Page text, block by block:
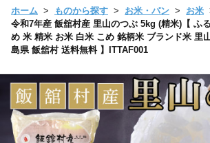
ホーム ものから探す お米・パン
お米
令和7年産 飯舘村産 里山のつぶ 5kg (精米)【 ふ
め 米 精米 お米 白米 こめ 銘柄米 ブランド米 里
島県 飯舘村 送料無料 】ITTAF001